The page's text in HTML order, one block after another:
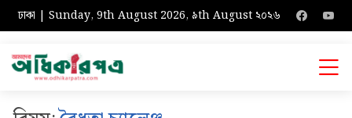
ঢাকা | Sunday, 9th August 2026, ৯th August ২০২৬